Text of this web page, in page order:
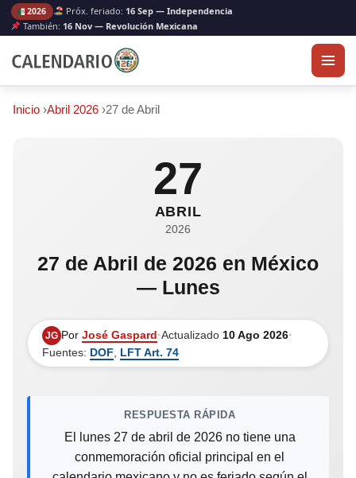
2026 Próx. feriado: 16 Sep — Independencia
También: 16 Nov — Revolución Mexicana
Inicio ›Abril 2026 ›27 de Abril
27
ABRIL
2026
27 de Abril de 2026 en México
— Lunes
JG Por José Gaspard·Actualizado 10 Ago 2026·
Fuentes: DOF LFT Art. 74
RESPUESTA RÁPIDA
El lunes 27 de abril de 2026 no tiene una
conmemoración oficial principal en el